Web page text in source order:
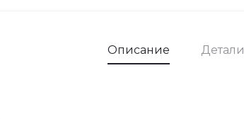
Описание Детали